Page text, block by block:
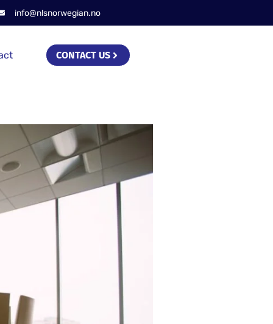
info@nlsnorwegian.no
CONTACT US